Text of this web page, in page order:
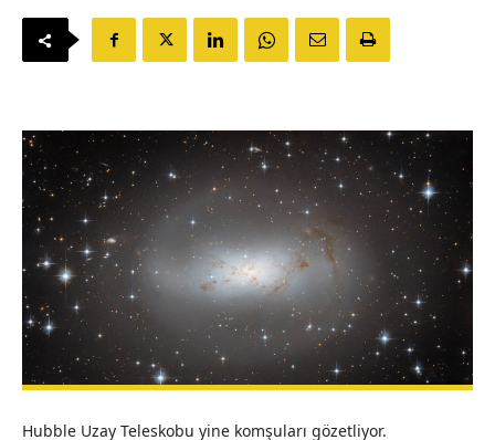
Hubble Uzay Teleskobu yine komşuları gözetliyor.